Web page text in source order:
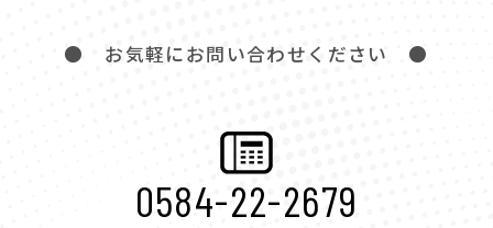
● お気軽にお問い合わせください ●
0584-22-2679